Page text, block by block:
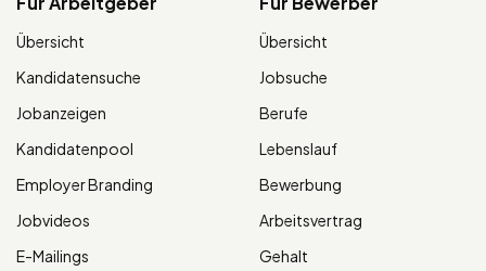
Übersicht
Kandidatensuche
Jobanzeigen
Kandidatenpool
Employer Branding
Jobvideos
E-Mailings
Übersicht
Jobsuche
Berufe
Lebenslauf
Bewerbung
Arbeitsvertrag
Gehalt